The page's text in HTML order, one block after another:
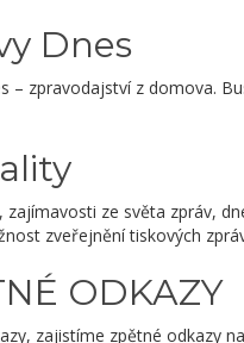
Dnes
– zpravodajství z domova.
zajímavosti ze světa zpráv,
zveřejnění tiskových
ODKAZY
zajistíme zpětné odkazy